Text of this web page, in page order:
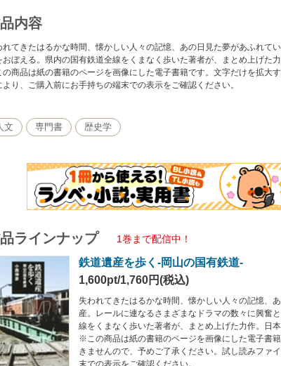
内容
れてきたはるかな時間、懐かしい人々の記憶、あの日見た夢があふれて
おぼえる。県内の国有鉄道全線をくまなく歩いた著者が、まとめ上げた
商品は紙の書籍のページを画像にした電子書籍です。文字だけを拡大
より、ご購入前にお手持ちの端末での表示をご確認ください。
文 専門書 歴史学
ラインナップ 1巻まで配信中！
鉄道遺産を歩く-岡山の国有鉄道-
1,600pt/1,760円(税込)
失われてきたはるかな時間、懐かしい人々の記憶、
産。レールに連なるさまざまなドラマの数々に興奮
線をくまなく歩いた著者が、まとめ上げた力作。日本
※この商品は紙の書籍のページを画像にした電子書
きませんので、予めご了承ください。試し読みファ
末での表示をご確認ください。